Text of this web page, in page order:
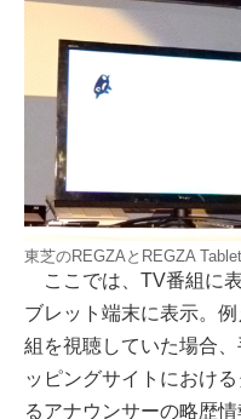
東芝のREGZAとREGZA Tablet
ここでは、TV番組に
ブレット端末に表示。
組を視聴していた場合
ッピングサイトにおけ
るアナウンサーの略歴